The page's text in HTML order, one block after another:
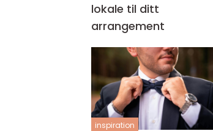
lokale til ditt
arrangement
inspiration